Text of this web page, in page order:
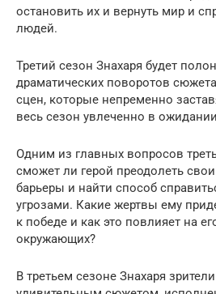
остановить их и вернуть мир и
людей.
Третий сезон Знахаря будет
драматических поворотов
сцен, которые непременно
весь сезон увлеченно в
Одним из главных вопросов
сможет ли герой преодолеть
барьеры и найти способ
угрозами. Какие жертвы ему
к победе и как это повлияет на
окружающих?
В третьем сезоне Знахаря